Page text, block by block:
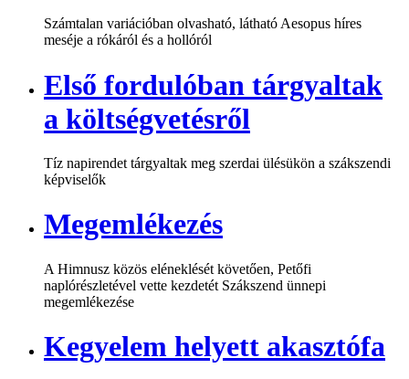
Számtalan variációban olvasható, látható Aesopus híres
meséje a rókáról és a hollóról
Első fordulóban tárgyaltak
a költségvetésről
Tíz napirendet tárgyaltak meg szerdai ülésükön a szákszendi
képviselők
Megemlékezés
A Himnusz közös eléneklését követően, Petőfi
naplórészletével vette kezdetét Szákszend ünnepi
megemlékezése
Kegyelem helyett akasztófa